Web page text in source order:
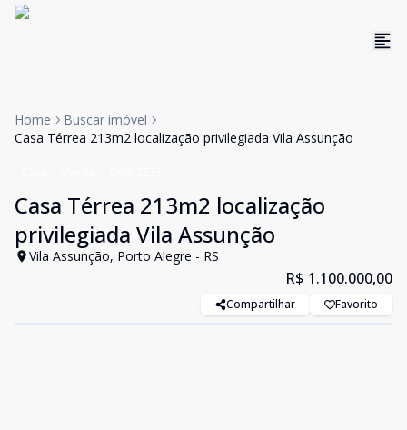
Home
Buscar imóvel
Casa Térrea 213m2 localização privilegiada Vila Assunção
Casa Térrea 213m2 localização
privilegiada Vila Assunção
Vila Assunção, Porto Alegre - RS
R$ 1.100.000,00
Compartilhar Favorito